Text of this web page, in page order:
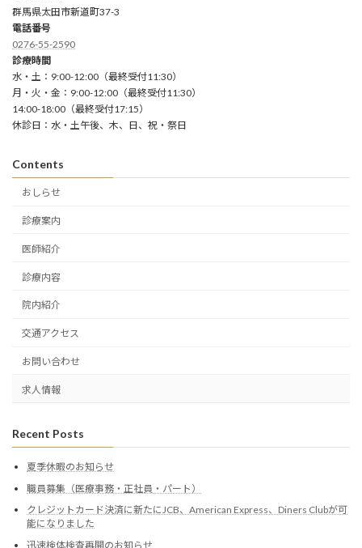
群馬県太田市新道町37-3
電話番号
0276-55-2590
診療時間
水・土：9:00-12:00（最終受付11:30）
月・火・金：9:00-12:00（最終受付11:30）
14:00-18:00（最終受付17:15）
休診日：水・土午後、木、日、祝・祭日
Contents
おしらせ
診療案内
医師紹介
診療内容
院内紹介
交通アクセス
お問い合わせ
求人情報
Recent Posts
夏季休暇のお知らせ
職員募集（医療事務・正社員・パート）
クレジットカード決済に新たにJCB、American Express、Diners Clubが可
能になりました
迅速検体検査再開のお知らせ